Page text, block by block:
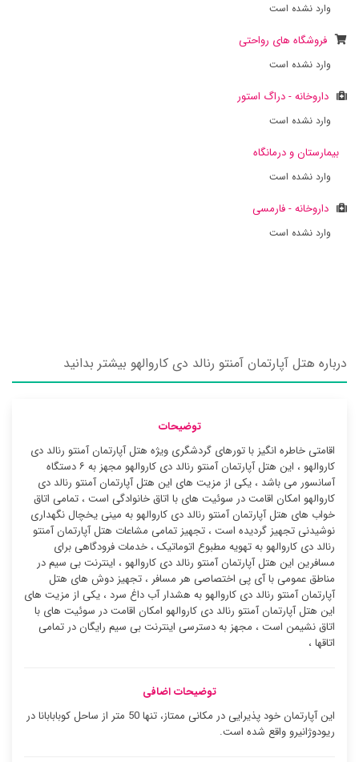
وارد نشده است
فروشگاه های رواحتی
وارد نشده است
داروخانه - دراگ استور
وارد نشده است
بیمارستان و درمانگاه
وارد نشده است
داروخانه - فارمسی
وارد نشده است
درباره هتل آپارتمان آمنتو رنالد دی کاروالهو بیشتر بدانید
توضیحات
اقامتی خاطره انگیز با تورهای گردشگری ویژه هتل آپارتمان آمنتو رنالد دی
کاروالهو ، این هتل آپارتمان آمنتو رنالد دی کاروالهو مجهز به ۶ دستگاه
آسانسور می باشد ، یکی از مزیت های این هتل آپارتمان آمنتو رنالد دی
کاروالهو امکان اقامت در سوئیت ‌های با اتاق خانوادگی است ، تمامی اتاق
خواب های هتل آپارتمان آمنتو رنالد دی کاروالهو به مینی یخچال نگهداری
نوشیدنی تجهیز گردیده است ، تجهیز تمامی مشاعات هتل آپارتمان آمنتو
رنالد دی کاروالهو به تهویه مطبوع اتوماتیک ، خدمات فرودگاهی برای
مسافرین این هتل آپارتمان آمنتو رنالد دی کاروالهو ، اینترنت بی سیم در
مناطق عمومی با آی پی اختصاصی هر مسافر ، تجهیز دوش های هتل
آپارتمان آمنتو رنالد دی کاروالهو به هشدار آب داغ سرد ، یکی از مزیت های
این هتل آپارتمان آمنتو رنالد دی کاروالهو امکان اقامت در سوئیت ‌های با
اتاق نشیمن است ، مجهز به دسترسی اینترنت بی سیم رایگان در تمامی
اتاقها ،
توضیحات اضافی
این آپارتمان خود پذیرایی در مکانی ممتاز، تنها 50 متر از ساحل کوبابابانا در
ریودوژانیرو واقع شده است.